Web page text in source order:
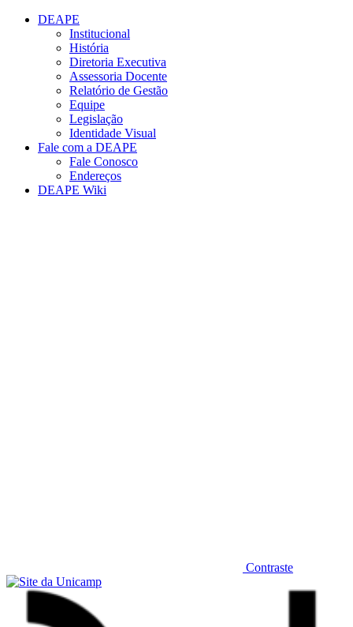
Conteúdo principal
DEAPE
Institucional
História
Diretoria Executiva
Assessoria Docente
Relatório de Gestão
Equipe
Legislação
Identidade Visual
Fale com a DEAPE
Fale Conosco
Endereços
DEAPE Wiki
Contraste